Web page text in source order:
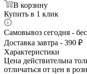
В корзину
Купить в 1 клик
Самовывоз сегодня -
Доставка завтра - 390 ₽
Характеристики
Цена действительна
отличаться от цен в